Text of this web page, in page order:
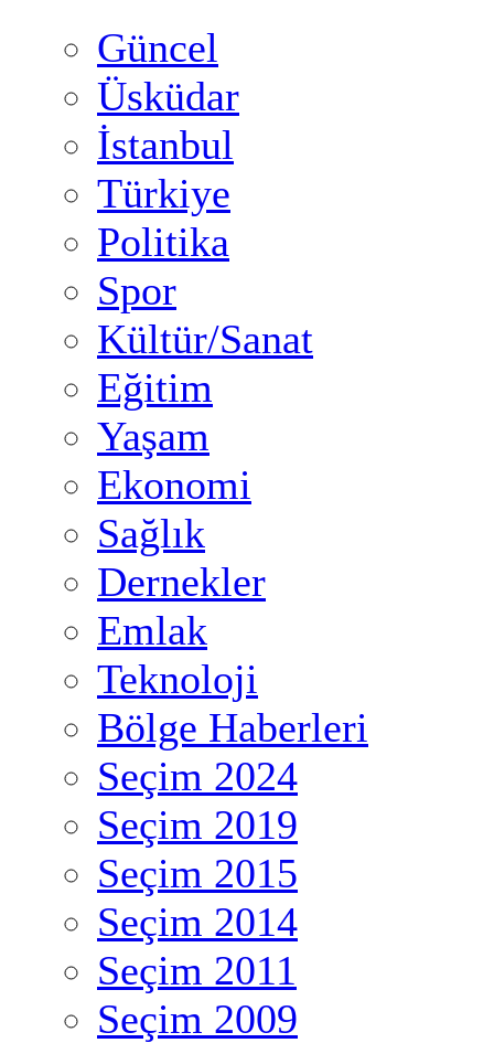
Güncel
Üsküdar
İstanbul
Türkiye
Politika
Spor
Kültür/Sanat
Eğitim
Yaşam
Ekonomi
Sağlık
Dernekler
Emlak
Teknoloji
Bölge Haberleri
Seçim 2024
Seçim 2019
Seçim 2015
Seçim 2014
Seçim 2011
Seçim 2009